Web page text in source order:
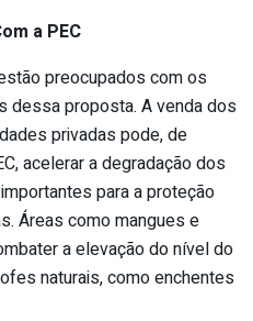
a PEC
preocupados com os
dessa proposta. A venda dos
privadas pode, de
acelerar a degradação dos
para a proteção
Áreas como mangues e
a elevação do nível do
naturais, como enchentes